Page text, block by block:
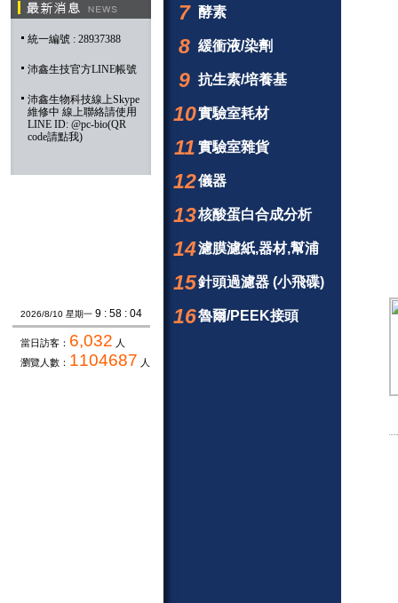
統一編號 : 28937388
沛鑫生技官方LINE帳號
沛鑫生物科技線上Skype
維修中 線上聯絡請使用
LINE ID: @pc-bio(QR
code請點我)
2026/8/10 星期一 9 : 58 : 05
當日訪客： 6,032 人
瀏覽人數： 1104687 人
7 酵素
8 緩衝液/染劑
9 抗生素/培養基
10實驗室耗材
11 實驗室雜貨
12儀器
13核酸蛋白合成分析
14濾膜濾紙,器材,幫浦
15針頭過濾器 (小飛碟)
16魯爾/PEEK接頭